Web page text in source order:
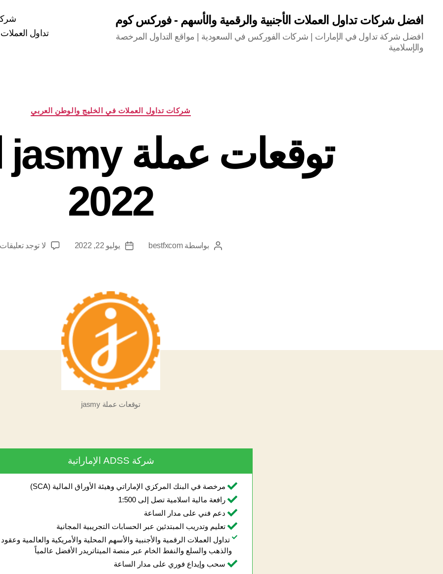
افضل شركات تداول العملات الأجنبية والرقمية والأسهم - فوركس كوم
افضل شركة تداول في الإمارات | شركات الفوركس في السعودية | مواقع التداول المرخصة
والإسلامية
تداول
التصنيفات
شركات تداول العملات في الخليج والوطن العربي
2022
كاتببواسطةbestfxcom
تاريخيوليو 22, 2022 لا توجد تعليقات
توقعات عملة jasmy
شركة ADSS الإماراتية
مرخصة في البنك المركزي الإماراتي وهيئة الأوراق المالية (SCA)
رافعة مالية اسلامية تصل إلى 1:500
دعم فني على مدار الساعة
تعليم وتدريب المبتدئين عبر الحسابات التجريبية المجانية
تداول العملات الرقمية والأجنبية والأسهم المحلية والأمريكية والعالمية
والذهب والسلع والنفط الخام عبر منصة الميتاتريدر الأفضل عالمياً
سحب وإيداع فوري على مدار الساعة